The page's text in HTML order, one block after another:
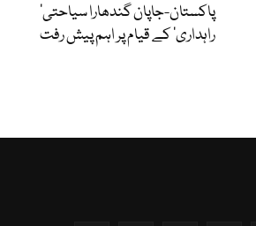
‘پاکستان-جاپان گندھارا سیاحتی
راہداری’ کے قیام پر اہم پیش رفت